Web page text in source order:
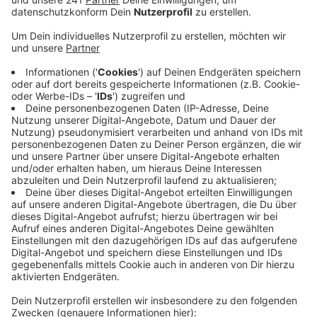
entfallen. Damit stehen auf der A3 alle Fahrspuren
zur Verfügung und auch die Auffahrt an der
Anschlussstelle Köln-Dellbrück in Richtung
Veröffentlicht:Sonntag, 07.03.2021 08:52
Anzeige
In der vergangenen Nacht musste die
Autobahnmeisterei aufgrund überfrierender Nässe
Sole ausbringen. Die Salzkristalle auf der Fahrbahn
verhindern, dass die Spezialfolie auf der Fahrbahn
kleben bleibt. Die Autobahn GmbH Rheinland gibt
zeitnah einen Termin bekannt, wann diese Arbeiten
nachgeholt werden können und die Optimierung der
Verkehrsführung hier umgesetzt werden kann.